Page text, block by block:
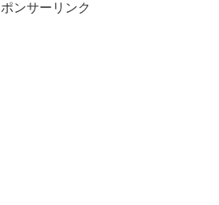
ンサーリンク